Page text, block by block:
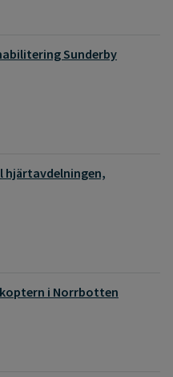
Sunderby
i Norrbotten